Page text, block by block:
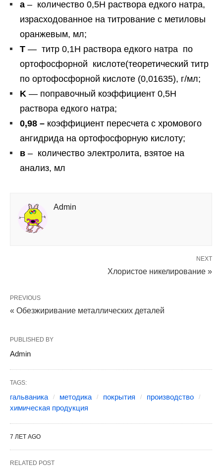
а – количество 0,5Н раствора едкого натра,
израсходованное на титрование с метиловы
оранжевым, мл;
Т — титр 0,1Н раствора едкого натра по
ортофосфорной кислоте(теоретический титр
по ортофосфорной кислоте (0,01635), г/мл;
K — поправочный коэффициент 0,5Н
раствора едкого натра;
0,98 – коэффициент пересчета с хромового
ангидрида на ортофосфорную кислоту;
в – количество электролита, взятое на
анализ, мл
Admin
NEXT
Хлористое никелирование »
PREVIOUS
« Обезжиривание металлических деталей
PUBLISHED BY
Admin
TAGS:
гальваника методика покрытия
производство
химическая продукция
7 ЛЕТ AGO
RELATED POST